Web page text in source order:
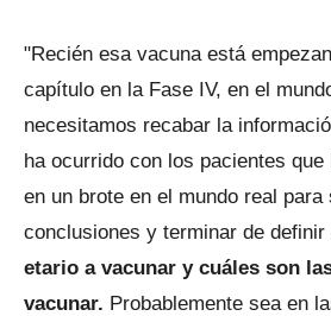
"Recién esa vacuna está
capítulo en la Fase IV, en el
necesitamos recabar la
ha ocurrido con los pacientes
en un brote en el mundo real para
conclusiones y terminar de definir
etario a vacunar y cuáles son
vacunar. Probablemente sea en